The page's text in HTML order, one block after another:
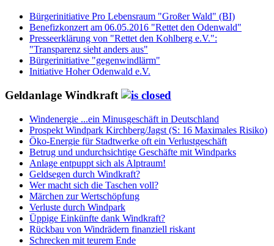
Bürgerinitiative Pro Lebensraum "Großer Wald" (BI)
Benefizkonzert am 06.05.2016 "Rettet den Odenwald"
Presseerklärung von "Rettet den Kohlberg e.V.":
"Transparenz sieht anders aus"
Bürgerinitiative "gegenwindlärm"
Initiative Hoher Odenwald e.V.
Geldanlage Windkraft
Windenergie ...ein Minusgeschäft in Deutschland
Prospekt Windpark Kirchberg/Jagst (S: 16 Maximales Risiko)
Öko-Energie für Stadtwerke oft ein Verlustgeschäft
Betrug und undurchsichtige Geschäfte mit Windparks
Anlage entpuppt sich als Alptraum!
Geldsegen durch Windkraft?
Wer macht sich die Taschen voll?
Märchen zur Wertschöpfung
Verluste durch Windpark
Üppige Einkünfte dank Windkraft?
Rückbau von Windrädern finanziell riskant
Schrecken mit teurem Ende